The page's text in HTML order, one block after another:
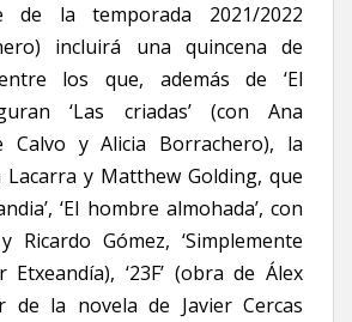
de la temporada 2021/2022
incluirá una quincena de
los que, además de ‘El
‘Las criadas’ (con Ana
Calvo y Alicia Borrachero), la
Lacarra y Matthew Golding, que
‘El hombre almohada’, con
Ricardo Gómez, ‘Simplemente
Etxeandía), ‘23F’ (obra de Álex
de la novela de Javier Cercas